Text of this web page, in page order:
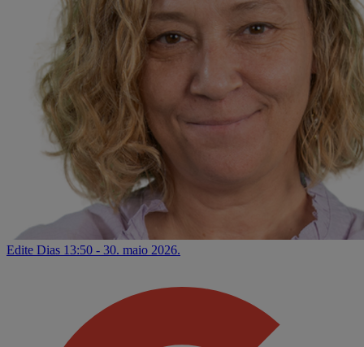
Edite Dias 13:50 - 30. maio 2026.